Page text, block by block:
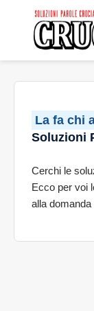
La fa chi
Soluzioni
Cerchi le
Ecco per voi
alla